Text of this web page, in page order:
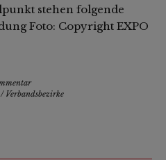
stehen folgende
Foto: Copyright EXPO
/ Verbandsbezirke